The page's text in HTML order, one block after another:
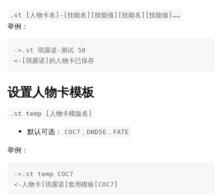
.st [人物卡名]-[技能名][技能值][技能名][技能值]……
举例：
->.st 琪露诺-测试 50
<-[琪露诺]的人物卡已保存
设置人物卡模板
.st temp [人物卡模版名]
默认可选： COC7，DND5E，FATE
举例：
->.st temp COC7
<-人物卡[琪露诺]套用模板[COC7]